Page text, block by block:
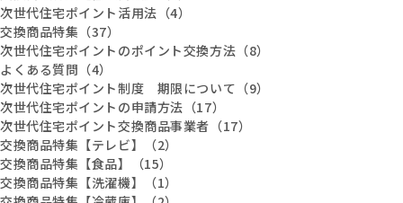
次世代住宅ポイント活用法（4）
交換商品特集（37）
次世代住宅ポイントのポイント交換方法（8）
よくある質問（4）
次世代住宅ポイント制度 期限について（9）
次世代住宅ポイントの申請方法（17）
次世代住宅ポイント交換商品事業者（17）
交換商品特集【テレビ】（2）
交換商品特集【食品】（15）
交換商品特集【洗濯機】（1）